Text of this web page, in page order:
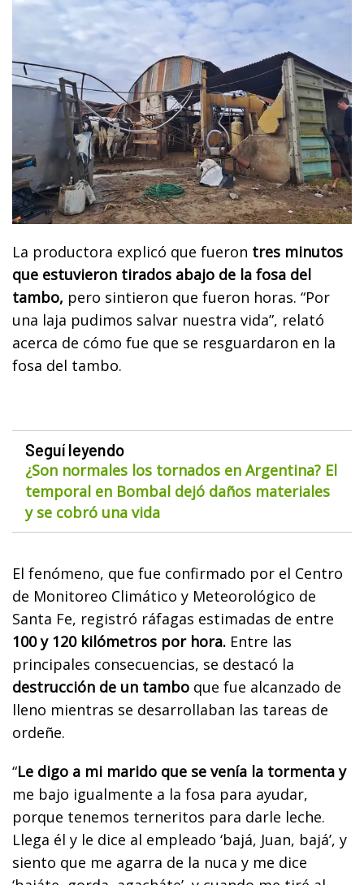
La productora explicó que fueron tres minutos
que estuvieron tirados abajo de la fosa del
tambo, pero sintieron que fueron horas. “Por
una laja pudimos salvar nuestra vida”, relató
acerca de cómo fue que se resguardaron en la
fosa del tambo.
Seguí leyendo
¿Son normales los tornados en Argentina? El
temporal en Bombal dejó daños materiales
y se cobró una vida
El fenómeno, que fue confirmado por el Centro
de Monitoreo Climático y Meteorológico de
Santa Fe, registró ráfagas estimadas de entre
100 y 120 kilómetros por hora. Entre las
principales consecuencias, se destacó la
destrucción de un tambo que fue alcanzado de
lleno mientras se desarrollaban las tareas de
ordeñe.
“Le digo a mi marido que se venía la tormenta y
me bajo igualmente a la fosa para ayudar,
porque tenemos terneritos para darle leche.
Llega él y le dice al empleado ‘bajá, Juan, bajá’, y
siento que me agarra de la nuca y me dice